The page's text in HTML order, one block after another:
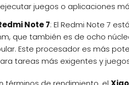
juegos o aplicaciones
Note 7: El Redmi Note 7
que también es de ocho
Este procesador es más
tareas más exigentes y